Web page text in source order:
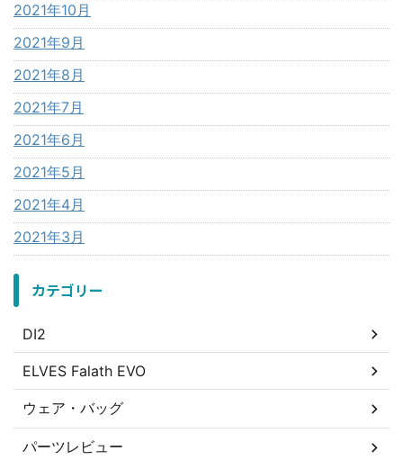
2021年10月
2021年9月
2021年8月
2021年7月
2021年6月
2021年5月
2021年4月
2021年3月
カテゴリー
DI2
ELVES Falath EVO
ウェア・バッグ
パーツレビュー